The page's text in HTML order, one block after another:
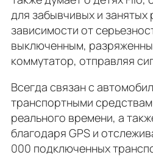
для забывчивых и
зависимости от
выключенным,
коммутатор, отправляя
Всегда связан с
транспортными
реального времени, а
благодаря GPS и
000 подключенных